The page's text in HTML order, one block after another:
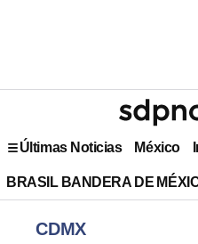
Últimas Noticias México
BRASIL BANDERA DE
CDMX